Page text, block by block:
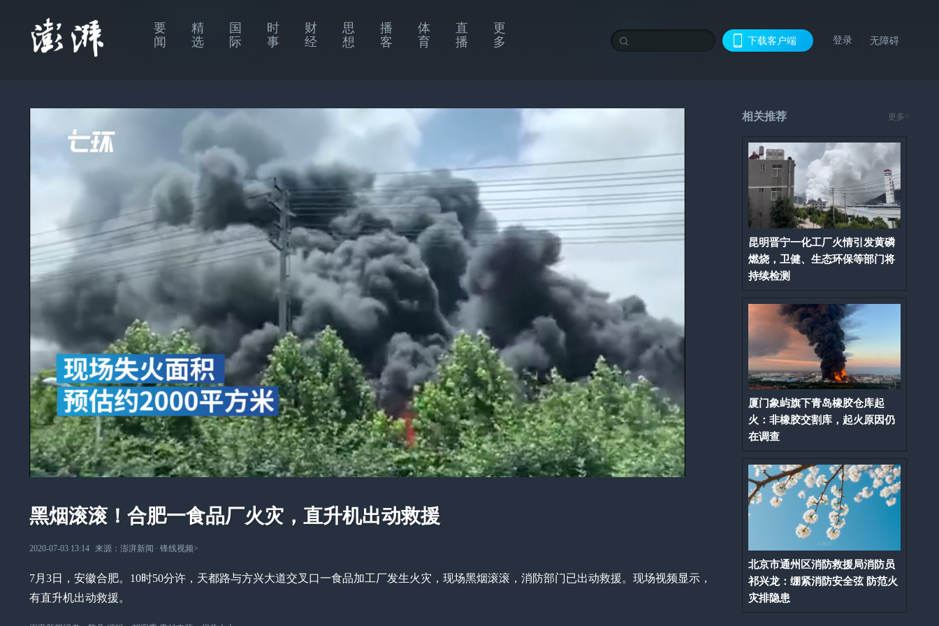
要
闻
精
选
国
际
时
事
财
经
思
想
播
客
体
育
直
播
更
多
下载客户端 登录 无障碍
黑烟滚滚！合肥一食品厂火灾，直升机出动救援
2020-07-03 13:14 来源： 澎湃新闻 ∙ 锋线视频>
7月3日，安徽合肥。10时50分许，天都路与方兴大道交叉口一食品加工厂发生火灾，现场黑烟滚滚，消防部门已出动救援。现场视频显示，
有直升机出动救援。
相关推荐 更多>
昆明晋宁一化工厂火情引发黄磷
燃烧，卫健、生态环保等部门将
持续检测
厦门象屿旗下青岛橡胶仓库起
火：非橡胶交割库，起火原因仍
在调查
北京市通州区消防救援局消防员
祁兴龙：绷紧消防安全弦 防范火
灾排隐患